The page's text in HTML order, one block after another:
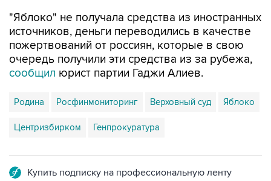
"Яблоко" не получала средства из иностранных
источников, деньги переводились в качестве
пожертвований от россиян, которые в свою
очередь получили эти средства из за рубежа,
сообщил юрист партии Гаджи Алиев.
Родина Росфинмониторинг Верховный суд Яблоко
Центризбирком Генпрокуратура
Купить подписку на профессиональную ленту